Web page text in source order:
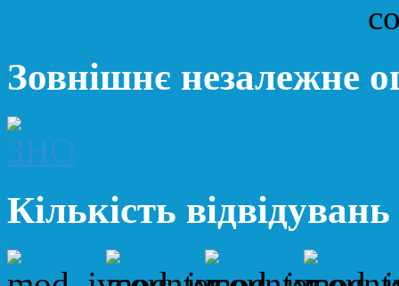
Зовнішнє незалежне
Кількість відвідувань